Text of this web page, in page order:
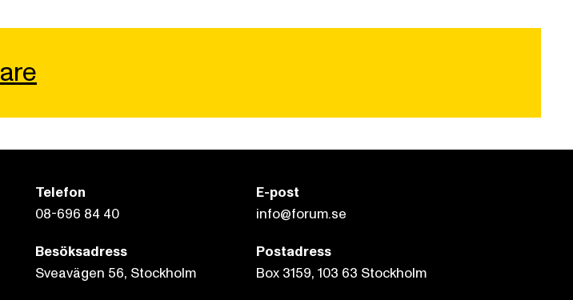
Telefon
08-696 84 40
E-post
info@forum.se
Besöksadress
Sveavägen 56, Stockholm
Postadress
Box 3159, 103 63 Stockholm